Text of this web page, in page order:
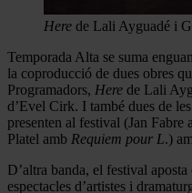
Here de Lali Ayguadé i
Temporada Alta se suma
la coproducció de dues obres
Programadors, Here de Lali
d’Evel Cirk. I també dues de
presenten al festival (Jan Fabre
Platel amb Requiem pour L.)
D’altra banda, el festival
espectacles d’artistes i